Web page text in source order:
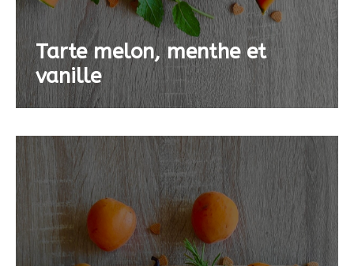
Tarte melon, menthe et
vanille